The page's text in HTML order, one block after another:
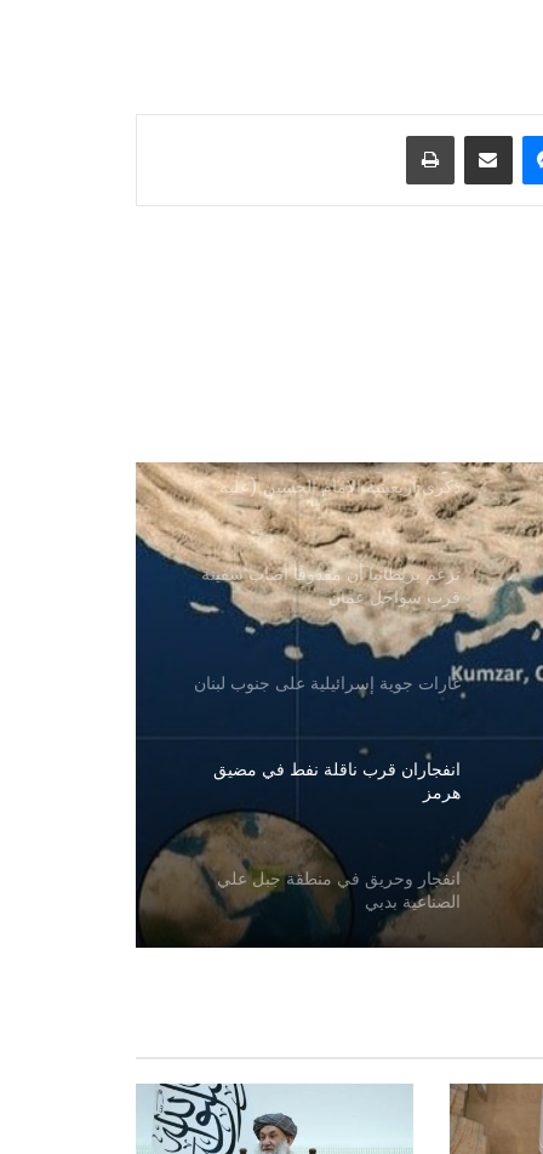
ماسنجر مشاركة عبر البريد طباعة
ترامب: أسعار الطاقة ستنخفض ومضيق
هرمز سيُفتح قريبًا
يتوافد ملايين الزوار إلى كربلاء لإحياء
ذكرى أربعينية الإمام الحسين (عليه
السلام)
تزعم بريطانيا أن مقذوفًا أصاب سفينة
قرب سواحل عمان
غارات جوية إسرائيلية على جنوب لبنان
انفجاران قرب ناقلة نفط في مضيق
هرمز
انفجار وحريق في منطقة جبل علي
الصناعية بدبي
تقارير عن جهود دبلوماسية للتوصل إلى
اتفاق مؤقت بشأن مضيق هرمز